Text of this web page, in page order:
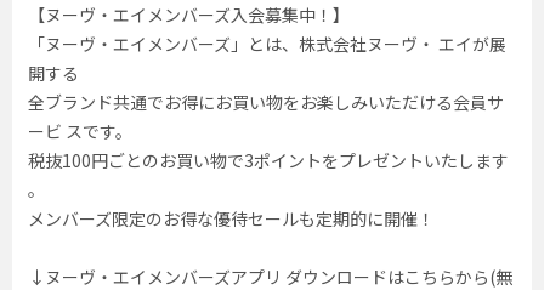
【ヌーヴ・エイメンバーズ入会募集中！】
「ヌーヴ・エイメンバーズ」とは、株式会社ヌーヴ・ エイが展
開する
全ブランド共通でお得にお買い物をお楽しみいただける会員サ
ービ スです。
税抜100円ごとのお買い物で3ポイントをプレゼントいたします
。
メンバーズ限定のお得な優待セールも定期的に開催！
↓ヌーヴ・エイメンバーズアプリ ダウンロードはこちらから(無